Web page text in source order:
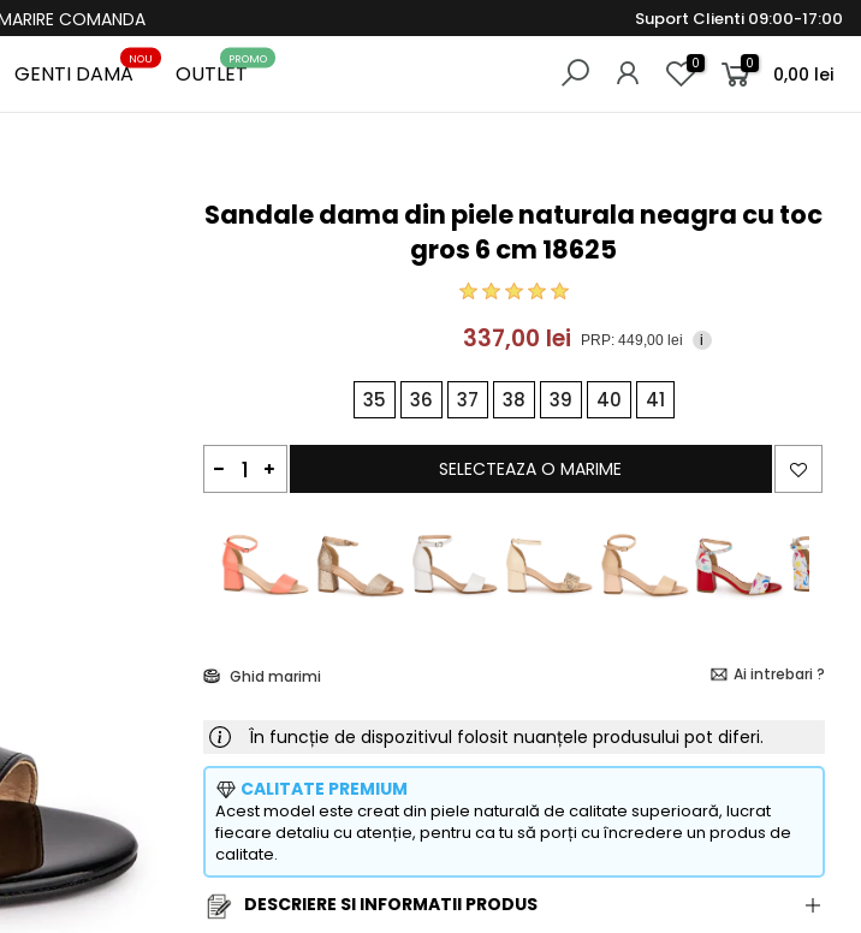
COMANDA Suport Clienti 09:00-17:00
GENTI DAMA
NOU
OUTLET
PROMO 0 0 0,00 lei
Sandale dama din piele naturala neagra cu toc
gros 6 cm 18625
337,00 lei PRP: 449,00 lei i
35 36 37 38 39 40 41
SELECTEAZA O MARIME
Ghid marimi Ai intrebari ?
În funcție de dispozitivul folosit nuanțele produsului pot diferi.
CALITATE PREMIUM
Acest model este creat din piele naturală de calitate superioară, lucrat
fiecare detaliu cu atenție, pentru ca tu să porți cu încredere un produs de
calitate.
DESCRIERE SI INFORMATII PRODUS